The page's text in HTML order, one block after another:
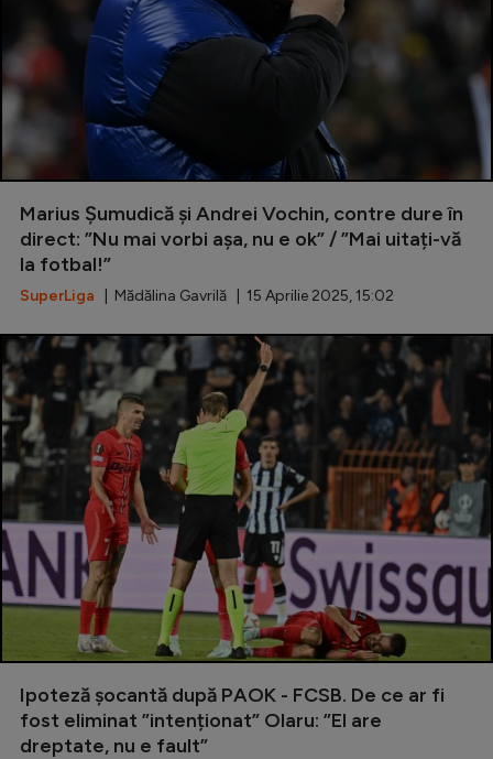
Marius Șumudică și Andrei Vochin, contre dure în
direct: ”Nu mai vorbi așa, nu e ok” / ”Mai uitați-vă
la fotbal!”
SuperLiga | Mădălina Gavrilă | 15 Aprilie 2025, 15:02
Ipoteză șocantă după PAOK - FCSB. De ce ar fi
fost eliminat ”intenționat” Olaru: ”El are
dreptate, nu e fault”